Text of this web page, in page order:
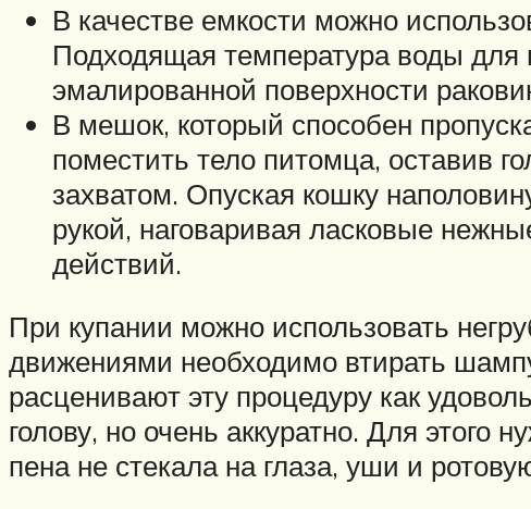
В качестве емкости можно
Подходящая температура воды для
эмалированной поверхности
В мешок, который способен
поместить тело питомца, оставив
захватом. Опуская кошку
рукой, наговаривая ласковые
действий.
При купании можно использовать
движениями необходимо втирать
расценивают эту процедуру как
голову, но очень аккуратно. Для
пена не стекала на глаза, уши и